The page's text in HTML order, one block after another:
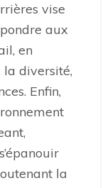
vise
aux
en
diversité,
Enfin,
la